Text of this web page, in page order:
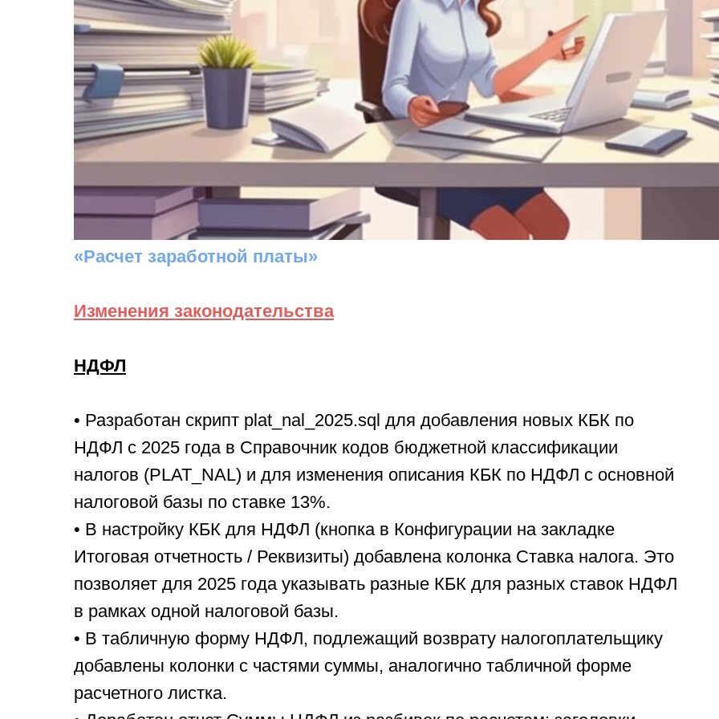
«Расчет заработной платы»
Изменения законодательства
НДФЛ
• Разработан скрипт plat_nal_2025.sql для добавления новых КБК по
НДФЛ с 2025 года в Справочник кодов бюджетной классификации
налогов (PLAT_NAL) и для изменения описания КБК по НДФЛ с основной
налоговой базы по ставке 13%.
• В настройку КБК для НДФЛ (кнопка в Конфигурации на закладке
Итоговая отчетность / Реквизиты) добавлена колонка Ставка налога. Это
позволяет для 2025 года указывать разные КБК для разных ставок НДФЛ
в рамках одной налоговой базы.
• В табличную форму НДФЛ, подлежащий возврату налогоплательщику
добавлены колонки с частями суммы, аналогично табличной форме
расчетного листка.